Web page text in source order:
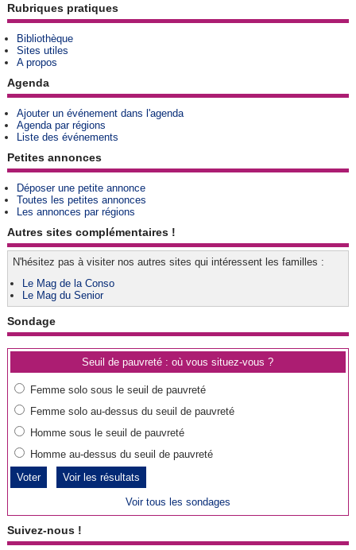
Rubriques pratiques
Bibliothèque
Sites utiles
A propos
Agenda
Ajouter un événement dans l'agenda
Agenda par régions
Liste des événements
Petites annonces
Déposer une petite annonce
Toutes les petites annonces
Les annonces par régions
Autres sites complémentaires !
N'hésitez pas à visiter nos autres sites qui intéressent les familles :
Le Mag de la Conso
Le Mag du Senior
Sondage
Seuil de pauvreté : où vous situez-vous ?
Femme solo sous le seuil de pauvreté
Femme solo au-dessus du seuil de pauvreté
Homme sous le seuil de pauvreté
Homme au-dessus du seuil de pauvreté
Voir les résultats
Voir tous les sondages
Suivez-nous !